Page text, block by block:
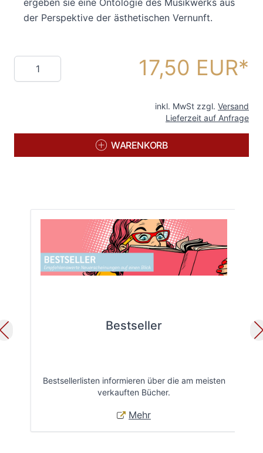
ergeben sie eine Ontologie des Musikwerks aus
der Perspektive der ästhetischen Vernunft.
Menge 17,50 EUR
inkl. MwSt zzgl. Versand
Lieferzeit auf Anfrage
WARENKORB
Bestseller
Bestsellerlisten informieren über die am meisten
verkauften Bücher.
Mehr